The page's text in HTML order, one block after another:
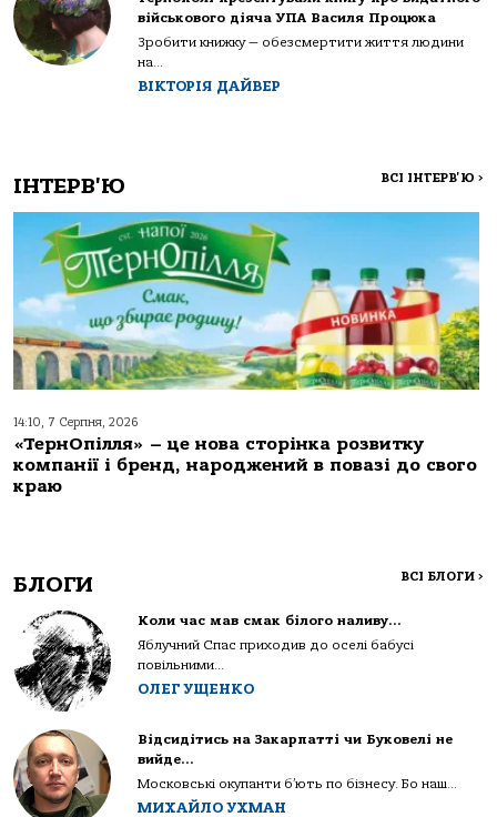
військового діяча УПА Василя Процюка
Зробити книжку — обезсмертити життя людини
на...
ВІКТОРІЯ ДАЙВЕР
ІНТЕРВ'Ю ВСІ ІНТЕРВ'Ю >
14:10, 7 Серпня, 2026
«ТернОпілля» – це нова сторінка розвитку
компанії і бренд, народжений в повазі до свого
краю
БЛОГИ ВСІ БЛОГИ >
Коли час мав смак білого наливу…
Яблучний Спас приходив до оселі бабусі
повільними...
ОЛЕГ УЩЕНКО
Відсидітись на Закарпатті чи Буковелі не
вийде…
Московські окупанти б’ють по бізнесу. Бо наш...
МИХАЙЛО УХМАН